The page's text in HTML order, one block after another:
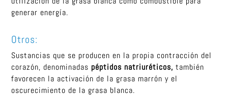
generar energía.
Otros:
Sustancias que se producen en la propia contracción del
corazón, denominadas péptidos natriuréticos, también
favorecen la activación de la grasa marrón y el
oscurecimiento de la grasa blanca.